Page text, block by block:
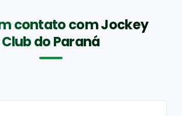
contato com Jockey
Club do Paraná